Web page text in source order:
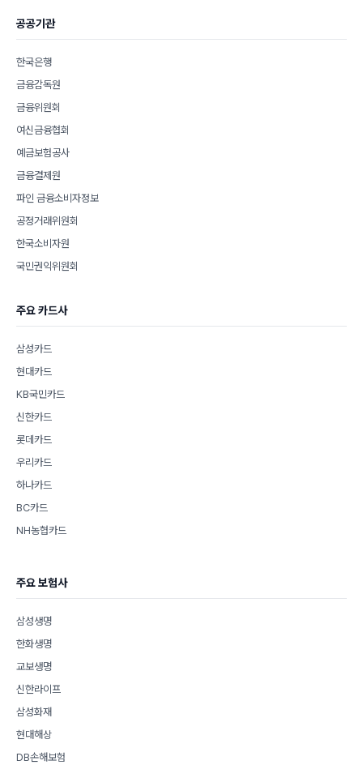
공공기관
한국은행
금융감독원
금융위원회
여신금융협회
예금보험공사
금융결제원
파인 금융소비자정보
공정거래위원회
한국소비자원
국민권익위원회
주요 카드사
삼성카드
현대카드
KB국민카드
신한카드
롯데카드
우리카드
하나카드
BC카드
NH농협카드
주요 보험사
삼성생명
한화생명
교보생명
신한라이프
삼성화재
현대해상
DB손해보험